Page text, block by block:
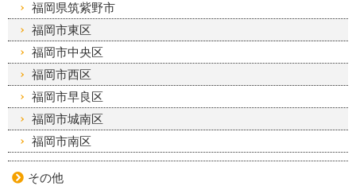
福岡県筑紫野市
福岡市東区
福岡市中央区
福岡市西区
福岡市早良区
福岡市城南区
福岡市南区
その他